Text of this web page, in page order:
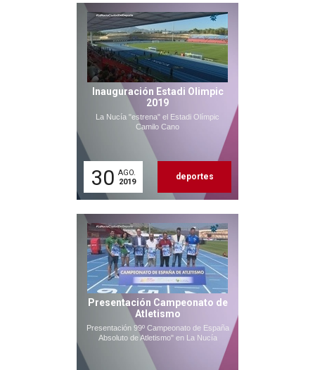
Inauguración Estadi Olimpic
2019
La Nucía "estrena" el Estadi Olímpic
Camilo Cano
30 AGO.
2019
deportes
Presentación Campeonato de
Atletismo
Presentación 99º Campeonato de España
Absoluto de Atletismo" en La Nucía